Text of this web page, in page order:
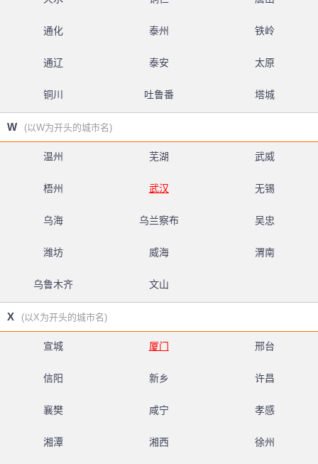
通化 泰州 铁岭
通辽 泰安 太原
铜川 吐鲁番 塔城
W (以W为开头的城市名)
温州 芜湖 武威
梧州 武汉 无锡
乌海 乌兰察布 吴忠
潍坊 威海 渭南
乌鲁木齐 文山
X (以X为开头的城市名)
宣城 厦门 邢台
信阳 新乡 许昌
襄樊 咸宁 孝感
湘潭 湘西 徐州